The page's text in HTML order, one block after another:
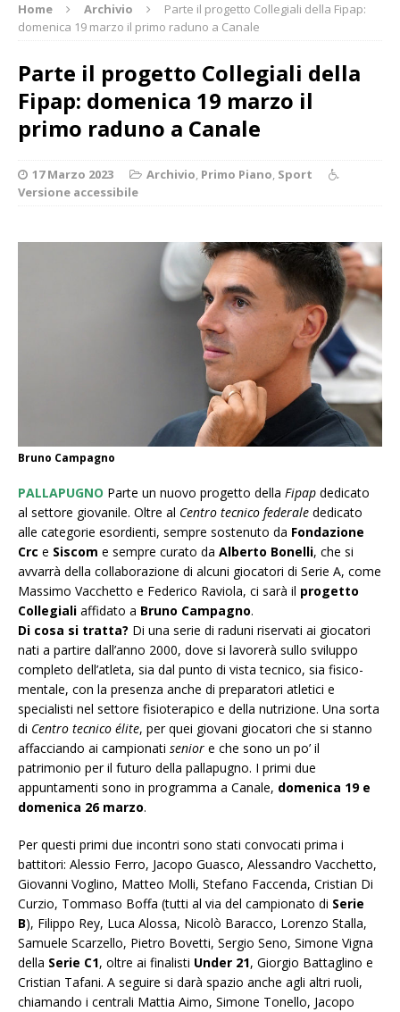
Home Archivio
Parte il progetto Collegiali della Fipap:
domenica 19 marzo il primo raduno a Canale
Parte il progetto Collegiali della
Fipap: domenica 19 marzo il
primo raduno a Canale
17 Marzo 2023 Archivio, Primo Piano, Sport
Versione accessibile
Bruno Campagno
PALLAPUGNO Parte un nuovo progetto della Fipap dedicato
al settore giovanile. Oltre al Centro tecnico federale dedicato
alle categorie esordienti, sempre sostenuto da Fondazione
Crc e Siscom e sempre curato da Alberto Bonelli, che si
avvarrà della collaborazione di alcuni giocatori di Serie A, come
Massimo Vacchetto e Federico Raviola, ci sarà il progetto
Collegiali affidato a Bruno Campagno.
Di cosa si tratta? Di una serie di raduni riservati ai giocatori
nati a partire dall’anno 2000, dove si lavorerà sullo sviluppo
completo dell’atleta, sia dal punto di vista tecnico, sia fisico-
mentale, con la presenza anche di preparatori atletici e
specialisti nel settore fisioterapico e della nutrizione. Una sorta
di Centro tecnico élite, per quei giovani giocatori che si stanno
affacciando ai campionati senior e che sono un po’ il
patrimonio per il futuro della pallapugno. I primi due
appuntamenti sono in programma a Canale, domenica 19 e
domenica 26 marzo.
Per questi primi due incontri sono stati convocati prima i
battitori: Alessio Ferro, Jacopo Guasco, Alessandro Vacchetto,
Giovanni Voglino, Matteo Molli, Stefano Faccenda, Cristian Di
Curzio, Tommaso Boffa (tutti al via del campionato di Serie
B), Filippo Rey, Luca Alossa, Nicolò Baracco, Lorenzo Stalla,
Samuele Scarzello, Pietro Bovetti, Sergio Seno, Simone Vigna
della Serie C1, oltre ai finalisti Under 21, Giorgio Battaglino e
Cristian Tafani. A seguire si darà spazio anche agli altri ruoli,
chiamando i centrali Mattia Aimo, Simone Tonello, Jacopo